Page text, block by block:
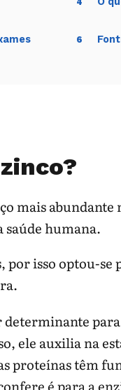
6
mais
humana.
por isso optou-
ele auxilia na
proteínas têm
é para a